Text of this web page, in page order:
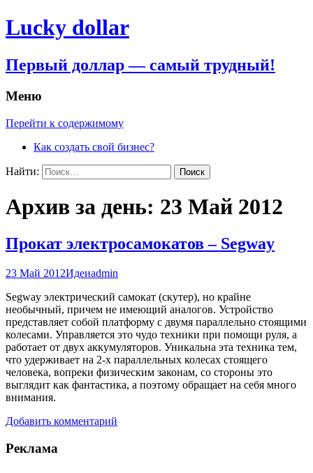
Lucky dollar
Первый доллар — самый трудный!
Меню
Перейти к содержимому
Как создать свой бизнес?
Найти:
Архив за день: 23 Май 2012
Прокат электросамокатов – Segway
23 Май 2012Идеиadmin
Segway электрический самокат (скутер), но крайне
необычный, причем не имеющий аналогов. Устройство
представляет собой платформу с двумя параллельно стоящими
колесами. Управляется это чудо техники при помощи руля, а
работает от двух аккумуляторов. Уникальна эта техника тем,
что удерживает на 2-х параллельных колесах стоящего
человека, вопреки физическим законам, со стороны это
выглядит как фантастика, а поэтому обращает на себя много
внимания.
Добавить комментарий
Реклама